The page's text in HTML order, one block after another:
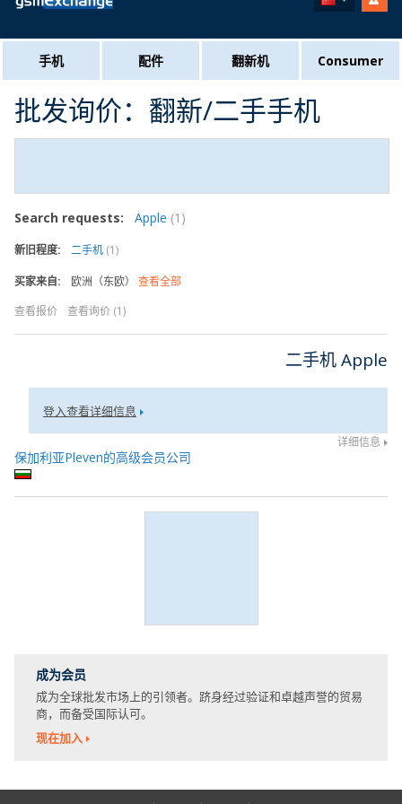
手机 配件 翻新机 Consumer
批发询价：翻新/二手手机
Search requests: Apple (1)
新旧程度: 二手机 (1)
买家来自: 欧洲（东欧） 查看全部
查看报价
查看询价 (1)
二手机 Apple
登入查看详细信息
详细信息
保加利亚Pleven的高级会员公司
成为会员
成为全球批发市场上的引领者。跻身经过验证和卓越声誉的贸易
商，而备受国际认可。
现在加入